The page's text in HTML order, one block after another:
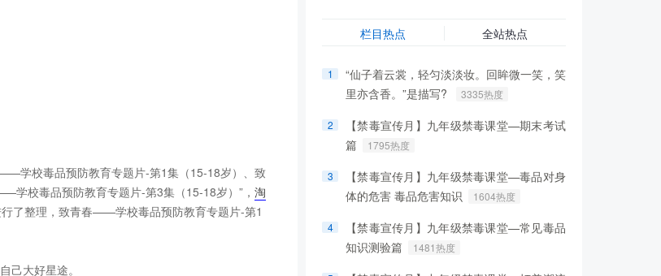
学校毒品预防教育专题片-第1集（15-18岁）、致
校毒品预防教育专题片-第3集（15-18岁）”， 淘
了整理，致青春——学校毒品预防教育专题片-第1
己大好星途。
栏目热点 全站热点
1
“仙子着云裳，轻匀淡淡妆。回眸微一笑，笑
里亦含香。”是描写?
3335热度
2
【禁毒宣传月】九年级禁毒课堂—期末考试
篇
1795热度
3
【禁毒宣传月】九年级禁毒课堂—毒品对身
体的危害 毒品危害知识
1604热度
4
【禁毒宣传月】九年级禁毒课堂—常见毒品
知识测验篇
1481热度